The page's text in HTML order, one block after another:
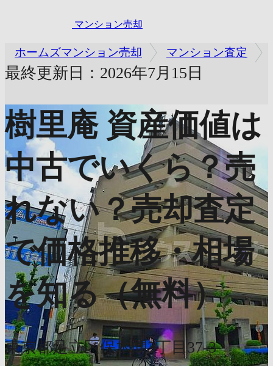
マンション売却
ホームズマンション売却 マンション査定
最終更新日：2026年7月15日
樹里庵 資産価値は
中古でいくら？売
れない？売却査定
で価格推移・相場
を知る（無料）
東京都足立区保木間3丁目37-3